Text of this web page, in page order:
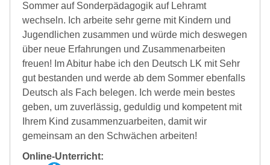
Sommer auf Sonderpädagogik auf Lehramt
wechseln. Ich arbeite sehr gerne mit Kindern und
Jugendlichen zusammen und würde mich deswegen
über neue Erfahrungen und Zusammenarbeiten
freuen! Im Abitur habe ich den Deutsch LK mit Sehr
gut bestanden und werde ab dem Sommer ebenfalls
Deutsch als Fach belegen. Ich werde mein bestes
geben, um zuverlässig, geduldig und kompetent mit
Ihrem Kind zusammenzuarbeiten, damit wir
gemeinsam an den Schwächen arbeiten!
Online-Unterricht: